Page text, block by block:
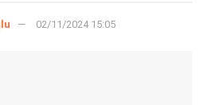
02/11/2024 15:05